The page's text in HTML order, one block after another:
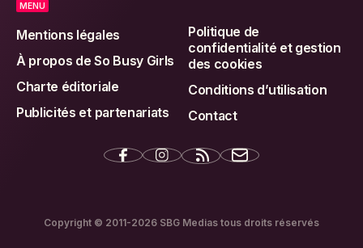
MENU
Mentions légales
À propos de So Busy Girls
Charte éditoriale
Publicités et partenariats
Politique de
confidentialité et gestion
des cookies
Conditions d’utilisation
Contact
Copyright © 2011-2026 SBG Medias tous droits réservés